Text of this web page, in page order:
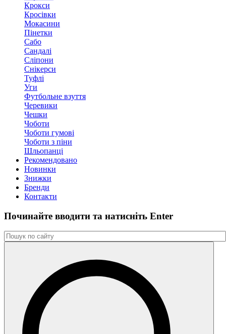
Крокси
Кросівки
Мокасини
Пінетки
Сабо
Сандалі
Сліпони
Снікерси
Туфлі
Уги
Футбольне взуття
Черевики
Чешки
Чоботи
Чоботи гумові
Чоботи з піни
Шльопанці
Рекомендовано
Новинки
Знижки
Бренди
Контакти
Починайте вводити та натиснiть Enter